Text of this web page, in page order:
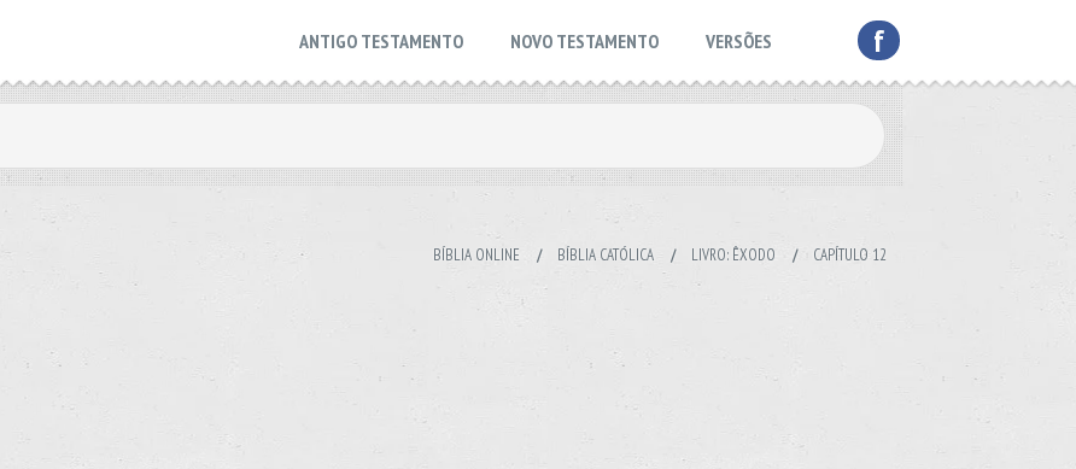
f
ANTIGO TESTAMENTO NOVO TESTAMENTO VERSÕES
BÍBLIA ONLINE / BÍBLIA CATÓLICA / LIVRO: ÊXODO / CAPÍTULO 12